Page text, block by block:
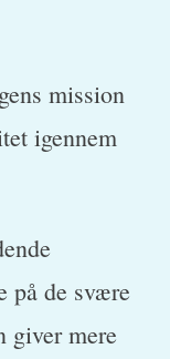
mission
igennem
på de svære
giver mere